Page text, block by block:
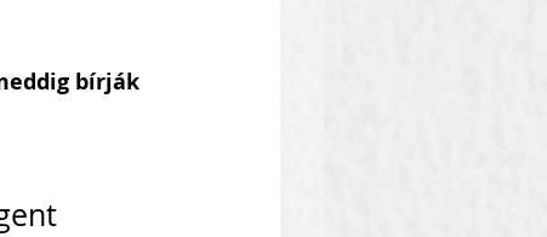
bírják